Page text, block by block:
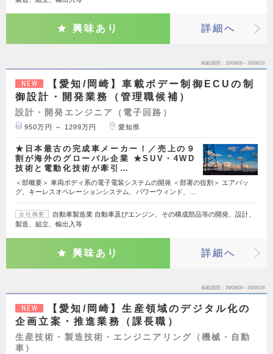
興味あり 詳細へ
掲載期間 26/08/06～26/08/19
NEW
【愛知/岡崎】車載ボデー制御ECUの制
御設計・開発業務（管理職候補）
設計・開発エンジニア（電子回路）
950万円 ～ 1299万円 愛知県
★日本最古の完成車メーカー！／売上の９
割が海外のグローバル企業 ★SUV・4WD
技術と電動化技術が牽引…
＜部概要＞ 車両ボディ系の電子電装システムの開発 ＜部署の役割＞ エアバッ
グ、キーレスオペレーションシステム、パワーウィンド、…
会社概要
自動車製造業 自動車及びエンジン、その構成部品等の開発、設計、
製造、組立、輸出入等
興味あり 詳細へ
掲載期間 26/08/06～26/08/19
NEW
【愛知/岡崎】生産領域のデジタル化の
企画立案・推進業務（課長職）
生産技術・製造技術・エンジニアリング（機械・自動
車）